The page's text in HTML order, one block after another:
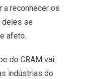
a reconhecer os
deles se
afeto.
do CRAM vai
indústrias do